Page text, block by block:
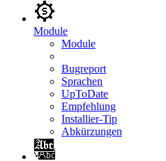
Module
Module
Bugreport
Sprachen
UpToDate
Empfehlung
Installier-Tip
Abkürzungen